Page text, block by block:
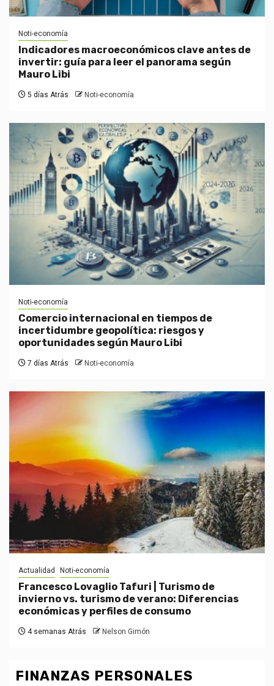
Noti-economía
Indicadores macroeconómicos clave antes de
invertir: guía para leer el panorama según
Mauro Libi
5 días Atrás Noti-economía
Noti-economía
Comercio internacional en tiempos de
incertidumbre geopolítica: riesgos y
oportunidades según Mauro Libi
7 días Atrás Noti-economía
Actualidad Noti-economía
Francesco Lovaglio Tafuri | Turismo de
invierno vs. turismo de verano: Diferencias
económicas y perfiles de consumo
4 semanas Atrás Nelson Gimón
FINANZAS PERSONALES